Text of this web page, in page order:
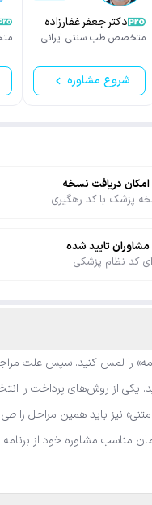
دکتر جعفر غفارزاده
متخصص طب سنتی ایرانی
شروع مشاوره
امکان دریافت نسخه
پزشک با کد رهگیری
مشاوران تایید شده
کد نظام پزشکی
را لمس کنید. سپس علت
از روش‌های پرداخت را
نیز باید همین مراحل را
مناسب مشاوره خود از